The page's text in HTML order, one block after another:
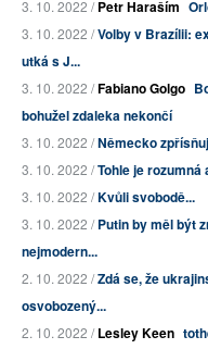
3. 10. 2022 /Petr Haraším
3. 10. 2022 /Volby v Brazílii:
utká s J...
3. 10. 2022 /Fabiano Golgo
bohužel zdaleka nekončí
3. 10. 2022 /Německo
3. 10. 2022 /Tohle je rozumná
3. 10. 2022 /Kvůli svobodě...
3. 10. 2022 /Putin by měl být
nejmodern...
2. 10. 2022 /Zdá se, že
osvobozený...
2. 10. 2022 /Lesley Keen